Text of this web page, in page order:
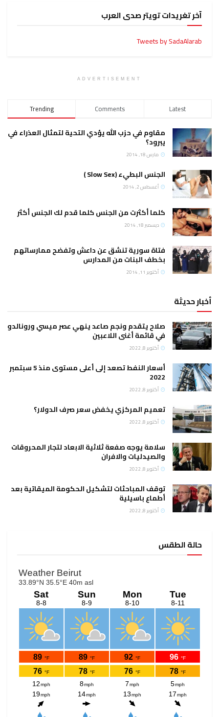
آخر تغريدات تويتر صدى العرب
Tweets by SadaAlarab
ADVERTISEMENT
Trending Comments Latest
مقاوم في حزب الله يؤدي التحية لتمثال العذراء في
يبرود؟
مارس 18, 2014
الجنس البطيء (Slow Sex )
أغسطس 2, 2014
كلما أكثرت من الجنس كلما قدم لك الجنس أكثر
ديسمبر 18, 2014
فتاة سورية تنشق عن داعش وتفضح ممارساتهم
بخطف البنات من المدارس
أكتوبر 11, 2014
أخبار حديثة
صلاح يتقدم ونجم صاعد ينهي عصر ميسي ورونالدو
في قائمة أغنى اللاعبين
أكتوبر 8, 2022
أسعار النفط تصعد إلى أعلى مستوى منذ 5 سبتمبر
2022
أكتوبر 8, 2022
تعميم المركزي يخفض سعر صرف الدولار؟
أكتوبر 8, 2022
سلامة يوجه صفعة ثلاثية الابعاد لتجار المحروقات
والصيدليات والافران
أكتوبر 8, 2022
توقف المباحثات لتشكيل الحكومة الميقاتية بعد
أطماع باسيلية
أكتوبر 8, 2022
حالة الطقس